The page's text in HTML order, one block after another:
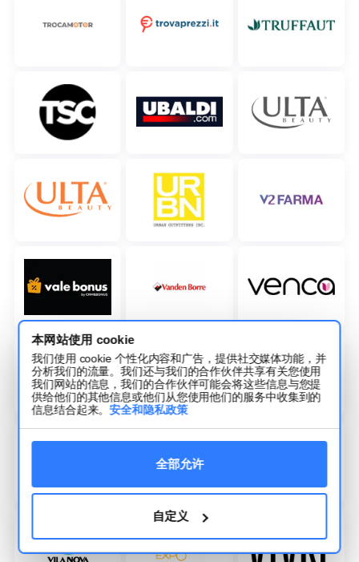
本网站使用 cookie
我们使用 cookie 个性化内容和广告，提供社交媒体功能，并
分析我们的流量。我们还与我们的合作伙伴共享有关您使用
我们网站的信息，我们的合作伙伴可能会将这些信息与您提
供给他们的其他信息或他们从您使用他们的服务中收集到的
信息结合起来。安全和隐私政策
全部允许
自定义